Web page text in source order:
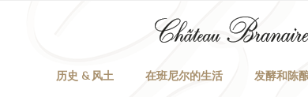
历史 & 风土 在班尼尔的生活 发酵和陈